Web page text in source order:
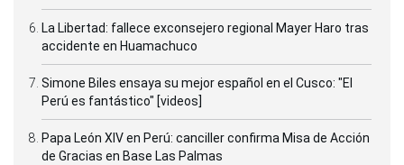
La Libertad: fallece exconsejero regional Mayer Haro tras
accidente en Huamachuco
Simone Biles ensaya su mejor español en el Cusco: "El
Perú es fantástico" [videos]
Papa León XIV en Perú: canciller confirma Misa de Acción
de Gracias en Base Las Palmas